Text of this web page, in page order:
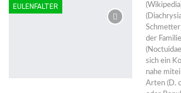
EULENFALTER
der
sich ein
nahe
Arten (D.